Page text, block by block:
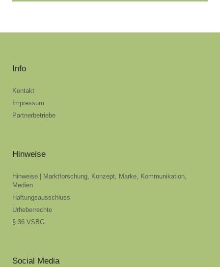
Info
Kontakt
Impressum
Partnerbetriebe
Hinweise
Hinweise | Marktforschung, Konzept, Marke, Kommunikation,
Medien
Haftungsausschluss
Urheberrechte
§ 36 VSBG
Social Media